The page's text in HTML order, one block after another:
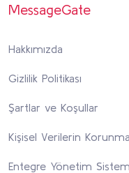
MessageGate
Hakkımızda
Gizlilik Politikası
Şartlar ve Koşullar
Kişisel Verilerin
Entegre Yönetim